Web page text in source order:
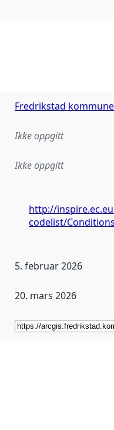
Fredrikstad kommune
Ikke oppgitt
Ikke oppgitt
http://
codelist/
5. februar 2026
20. mars 2026